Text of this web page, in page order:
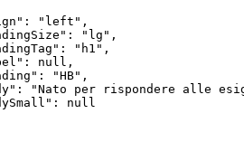
"left",
"lg",
"h1",
null,
"HB",
"Nato per rispondere alle
null